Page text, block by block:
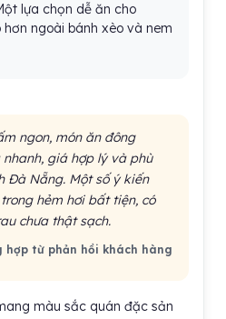
lựa chọn dễ ăn cho
ngoài bánh xèo và nem
ngon, món ăn đông
giá hợp lý và phù
Đà Nẵng. Một số ý kiến
hẻm hơi bất tiện, có
chưa thật sạch.
hợp từ phản hồi khách hàng
màu sắc quán đặc sản